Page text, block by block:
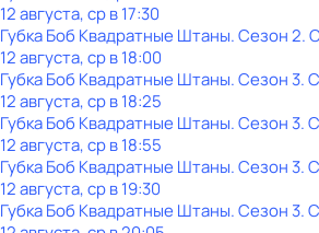
12 августа, ср в 17:30
Губка Боб Квадратные Штаны. Сезон 2.
12 августа, ср в 18:00
Губка Боб Квадратные Штаны. Сезон 3.
12 августа, ср в 18:25
Губка Боб Квадратные Штаны. Сезон 3.
12 августа, ср в 18:55
Губка Боб Квадратные Штаны. Сезон 3.
12 августа, ср в 19:30
Губка Боб Квадратные Штаны. Сезон 3.